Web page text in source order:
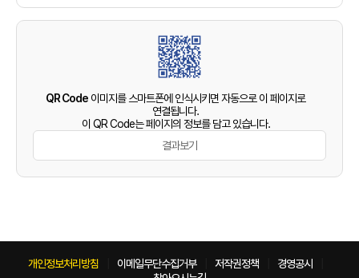
QR Code 이미지를 스마트폰에 인식시키면 자동으로 이 페이지로
연결됩니다.
이 QR Code는 페이지의 정보를 담고 있습니다.
결과보기
개인정보처리방침 이메일무단수집거부 저작권정책
경영공시